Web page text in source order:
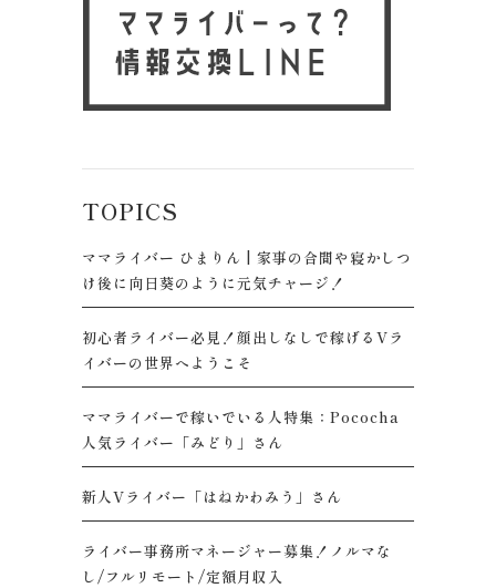
TOPICS
ママライバー ひまりん | 家事の合間や寝かしつ
け後に向日葵のように元気チャージ！
初心者ライバー必見！顔出しなしで稼げるVラ
イバーの世界へようこそ
ママライバーで稼いでいる人特集：Pococha
人気ライバー「みどり」さん
新人Vライバー「はねかわみう」さん
ライバー事務所マネージャー募集！ノルマな
し/フルリモート/定額月収入